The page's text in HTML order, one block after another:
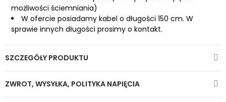
możliwości ściemniania)
W ofercie posiadamy kabel o długości 150 cm. W
sprawie innych długości prosimy o kontakt.
SZCZEGÓŁY PRODUKTU
ZWROT, WYSYŁKA, POLITYKA NAPIĘCIA